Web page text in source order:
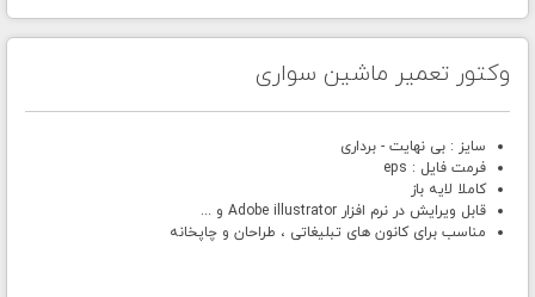
وکتور تعمیر ماشین سواری
سایز : بی نهایت - برداری
فرمت فایل : eps
کاملا لایه باز
قابل ویرایش در نرم افزار Adobe illustrator و ...
مناسب برای کانون های تبلیغاتی ، طراحان و چاپخانه